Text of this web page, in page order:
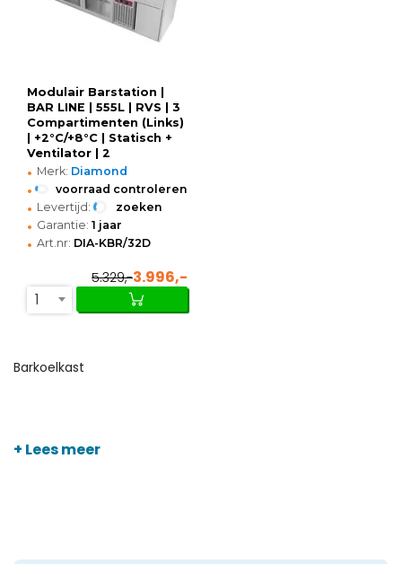
Modulair Barstation |
BAR LINE | 555L | RVS | 3
Compartimenten (Links)
| +2°C/+8°C | Statisch +
Ventilator | 2
Spoelbakken (Rechts) +
Glazenspoeler |
• Merk: Diamond
• voorraad controleren
• Levertijd: zoeken
• Garantie: 1 jaar
• Art.nr: DIA-KBR/32D
5.329,-3.996,-
1
Barkoelkast
+ Lees meer